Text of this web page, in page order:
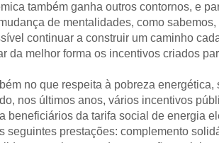
também ganha outros contornos, e
de mentalidades, como
continuar a construir um caminho
da melhor forma os incentivos criados
no que respeita à pobreza
nos últimos anos, vários incentivos
da tarifa social de energia
prestações: complemento